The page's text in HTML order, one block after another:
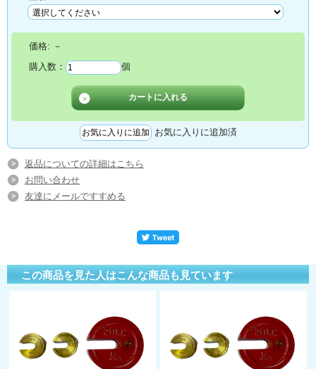
価格: －
購入数：
個
お気に入りに追加済
返品についての詳細はこちら
お問い合わせ
友達にメールですすめる
この商品を見た人はこんな商品も見ています